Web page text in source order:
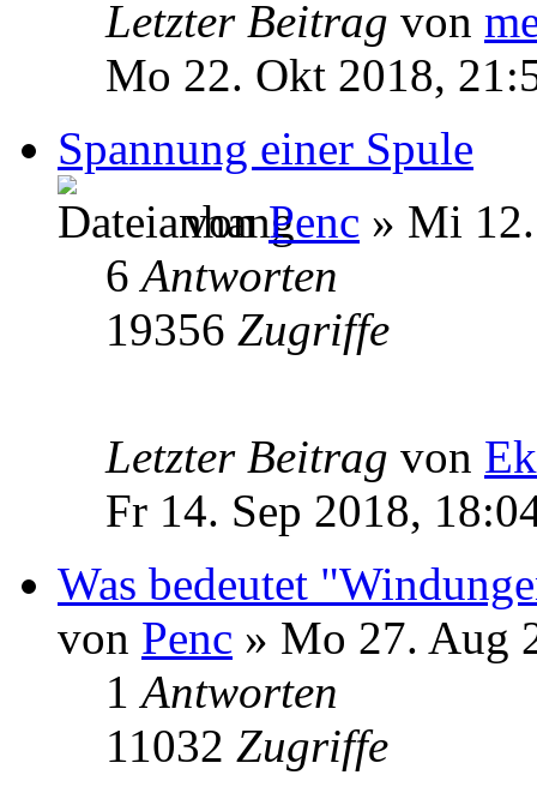
Letzter Beitrag von
Mo 22. Okt 2018,
Spannung einer Spule
vonPenc » Mi
6Antworten
19356 Zugriffe
Letzter Beitrag von
Fr 14. Sep 2018,
Was bedeutet
von Penc » Mo 27. Aug
1Antworten
11032 Zugriffe